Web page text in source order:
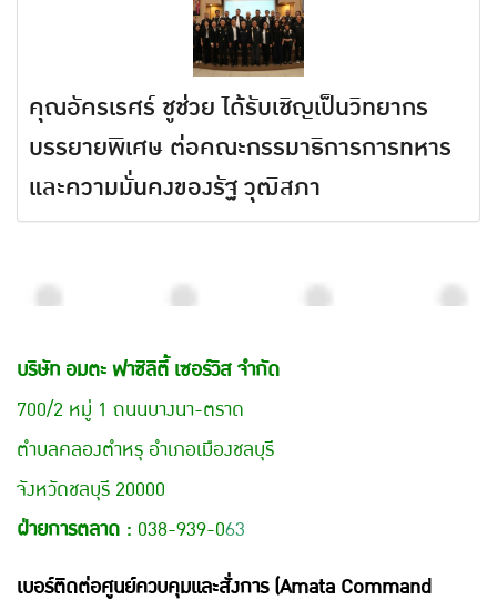
คุณอัครเรศร์ ชูช่วย ได้รับเชิญเป็นวิทยากร
บรรยายพิเศษ ต่อคณะกรรมาธิการการทหาร
และความมั่นคงของรัฐ วุฒิสภา
บริษัท อมตะ ฟาซิลิตี้ เซอร์วิส จำกัด
700/2 หมู่ 1 ถนนบางนา-ตราด
ตำบลคลองตำหรุ อำเภอเมืองชลบุรี
จังหวัดชลบุรี 20000
ฝ่ายการตลาด : 038-939-063
เบอร์ติดต่อศูนย์ควบคุมและสั่งการ (Amata Command